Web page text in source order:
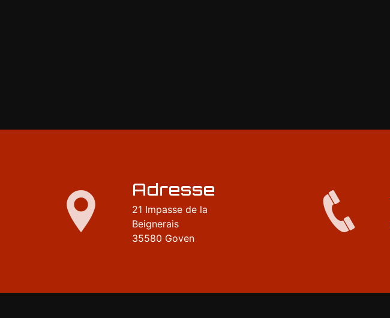
Adresse
21 Impasse de la
Beignerais
35580 Goven